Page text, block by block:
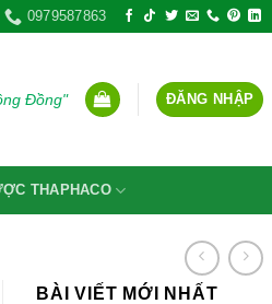
0979587863
Đồng" ĐĂNG NHẬP
THAPHACO
BÀI VIẾT MỚI NHẤT